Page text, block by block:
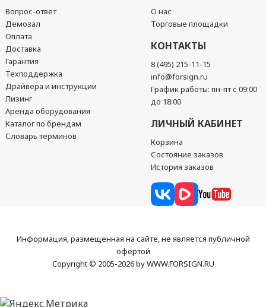
Вопрос-ответ
Демозал
Оплата
Доставка
Гарантия
Техподдержка
Драйвера и инструкции
Лизинг
Аренда оборудования
Каталог по брендам
Словарь терминов
О нас
Торговые площадки
КОНТАКТЫ
8 (495) 215-11-15
info@forsign.ru
График работы: пн-пт с 09:00
до 18:00
ЛИЧНЫЙ КАБИНЕТ
Корзина
Состояние заказов
История заказов
Информация, размещенная на сайте, не является публичной
офертой
Copyright © 2005-2026 by WWW.FORSIGN.RU